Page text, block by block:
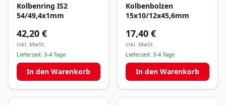
Kolbenring IS2
54/49,4x1mm
42,20 €
inkl. MwSt.
Lieferzeit: 3-4 Tage
In den Warenkorb
Kolbenbolzen
15x10/12x45,6mm
17,40 €
inkl. MwSt.
Lieferzeit: 3-4 Tage
In den Warenkorb